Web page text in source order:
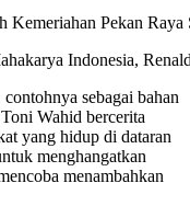
Indonesia,
sebagai bahan
Wahid bercerita
yang hidup di dataran
menghangatkan
menambahkan